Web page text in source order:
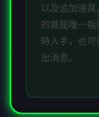
以及追加道
的首屈唯一指
時入手，也
出消息。